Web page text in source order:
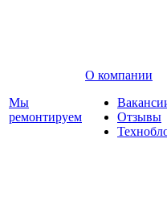
Мы
ремонтируем
О компании
Отзывы